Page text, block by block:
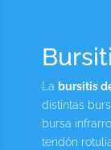
La bursitis
distintas
bursa
tendón